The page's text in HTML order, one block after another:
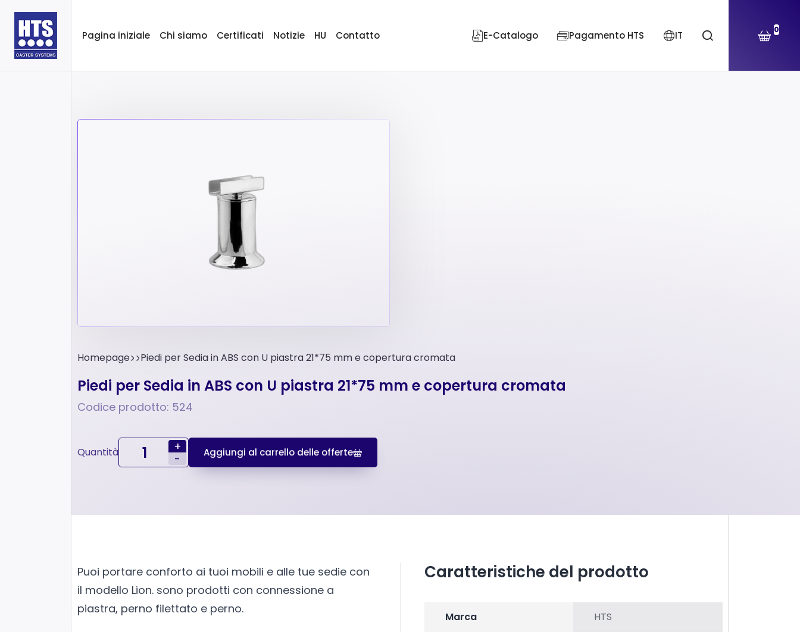
Pagina iniziale Chi siamo Certificati Notizie HU Contatto E-Catalogo Pagamento HTS IT 0
Homepage Piedi per Sedia in ABS con U piastra 21*75 mm e copertura cromata
Piedi per Sedia in ABS con U piastra 21*75 mm e copertura cromata
Codice prodotto: 524
Quantità
+
-
Aggiungi al carrello delle offerte
Puoi portare conforto ai tuoi mobili e alle tue sedie con
il modello Lion. sono prodotti con connessione a
piastra, perno filettato e perno.
Caratteristiche del prodotto
Marca HTS